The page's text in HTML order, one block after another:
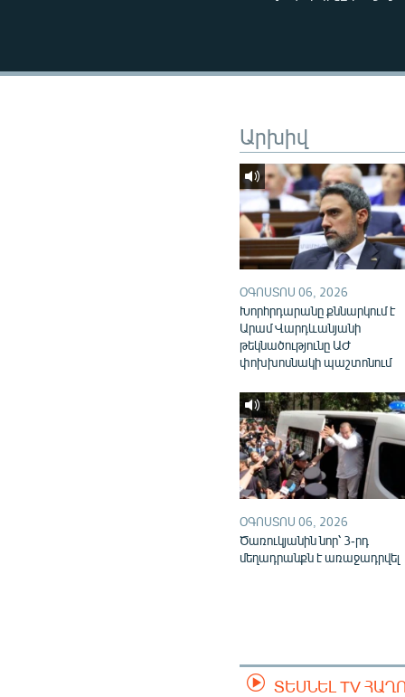
ՍՊՈՐՏ
Արխիվ
ՕԳՈՍՏՈՍ 06, 2026
Խորհրդարանը քննարկում է
Արամ Վարդևանյանի
թեկնածությունը ԱԺ
փոխխոսնակի պաշտոնում
ՕԳՈՍՏՈՍ 06, 2026
Ծառուկյանին նոր՝ 3-րդ
մեղադրանքն է առաջադրվել
ՏԵՍՆԵԼ TV